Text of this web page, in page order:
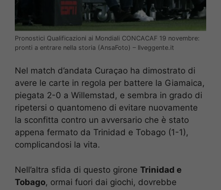
Pronostici Qualificazioni ai Mondiali CONCACAF 19 novembre:
pronti a entrare nella storia (AnsaFoto) – Ilveggente.it
Nel match d’andata Curaçao ha dimostrato di
avere le carte in regola per battere la Giamaica,
piegata 2-0 a Willemstad, e sembra in grado di
ripetersi o quantomeno di evitare nuovamente
la sconfitta contro un avversario che è stato
appena fermato da Trinidad e Tobago (1-1),
complicandosi la vita.
Nell’altra sfida di questo girone Trinidad e
Tobago, ormai fuori dai giochi, dovrebbe